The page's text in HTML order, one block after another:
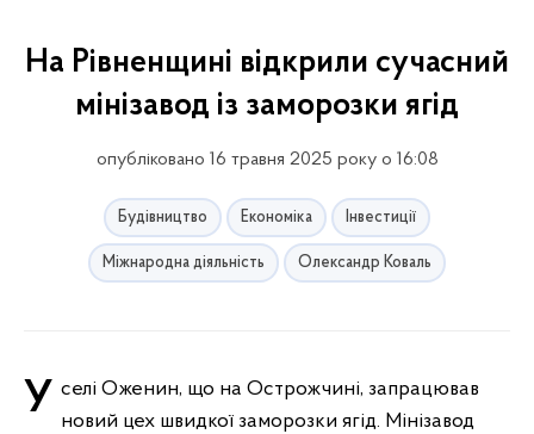
На Рівненщині відкрили сучасний
мінізавод із заморозки ягід
опубліковано 16 травня 2025 року о 16:08
Будівництво Економіка Інвестиції
Міжнародна діяльність Олександр Коваль
У селі Оженин, що на Острожчині, запрацював новий цех швидкої заморозки ягід. Мінізавод